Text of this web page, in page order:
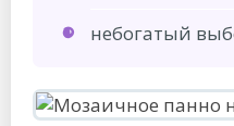
небогатый